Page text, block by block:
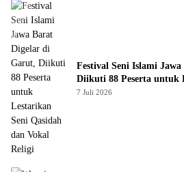
Festival Seni Islami
Diikuti 88 Peserta untuk
dan Vokal Religi
7 Juli 2026